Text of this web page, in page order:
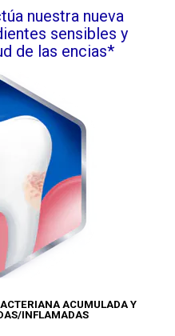
nuestra nueva
sensibles y
de las encias*
ACUMULADA Y
INFLAMADAS